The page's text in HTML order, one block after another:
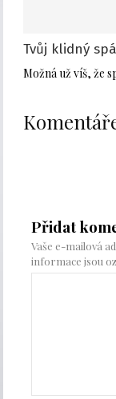
Tvůj klidný
Možná už víš, že
Přidat
Vaše e-mailová
informace jsou